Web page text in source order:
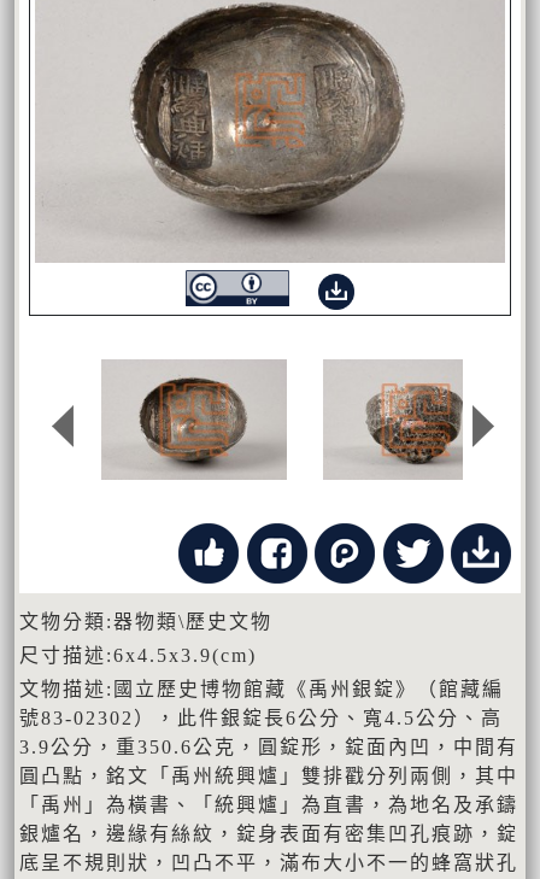
文物分類:器物類\歷史文物
尺寸描述:6x4.5x3.9(cm)
文物描述:國立歷史博物館藏《禹州銀錠》（館藏編
號83-02302），此件銀錠長6公分、寬4.5公分、高
3.9公分，重350.6公克，圓錠形，錠面內凹，中間有
圓凸點，銘文「禹州統興爐」雙排戳分列兩側，其中
「禹州」為橫書、「統興爐」為直書，為地名及承鑄
銀爐名，邊緣有絲紋，錠身表面有密集凹孔痕跡，錠
底呈不規則狀，凹凸不平，滿布大小不一的蜂窩狀孔